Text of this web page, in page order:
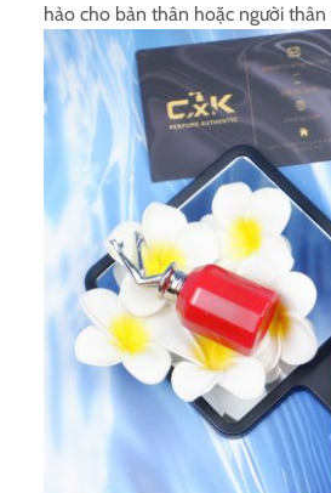
hảo cho bản thân hoặc người thân